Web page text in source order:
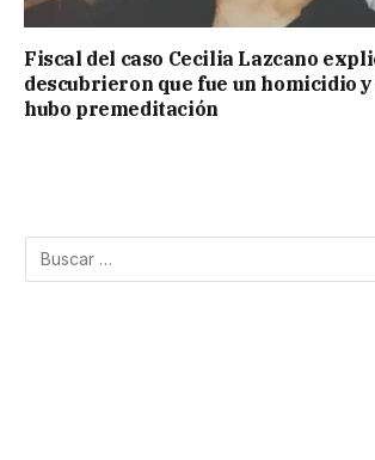
Fiscal del caso Cecilia Lazcano
descubrieron que fue un homicidio
hubo premeditación